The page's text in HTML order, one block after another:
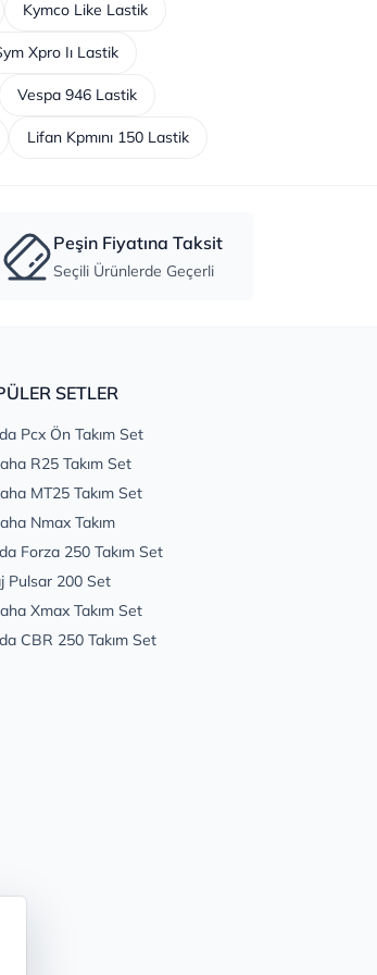
Kymco Like Lastik
Xpro Iı Lastik
Vespa 946 Lastik
Lifan Kpmını 150 Lastik
Peşin Fiyatına Taksit
Seçili Ürünlerde Geçerli
SETLER
Pcx Ön Takım Set
R25 Takım Set
MT25 Takım Set
Nmax Takım
Forza 250 Takım Set
Pulsar 200 Set
Xmax Takım Set
CBR 250 Takım Set